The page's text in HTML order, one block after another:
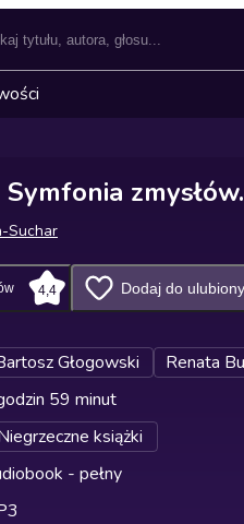
Suchar
4,4 Dodaj do
Głogowski
Renata
59 minut
książki
- pełny